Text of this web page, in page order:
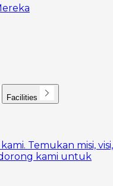
Facilities
Temukan misi, visi,
kami untuk